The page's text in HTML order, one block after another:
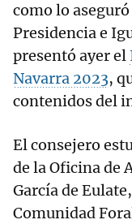
como lo
Presidencia e
presentó ayer el
Navarra 2023,
contenidos del
El consejero
de la Oficina de
García de
Comunidad